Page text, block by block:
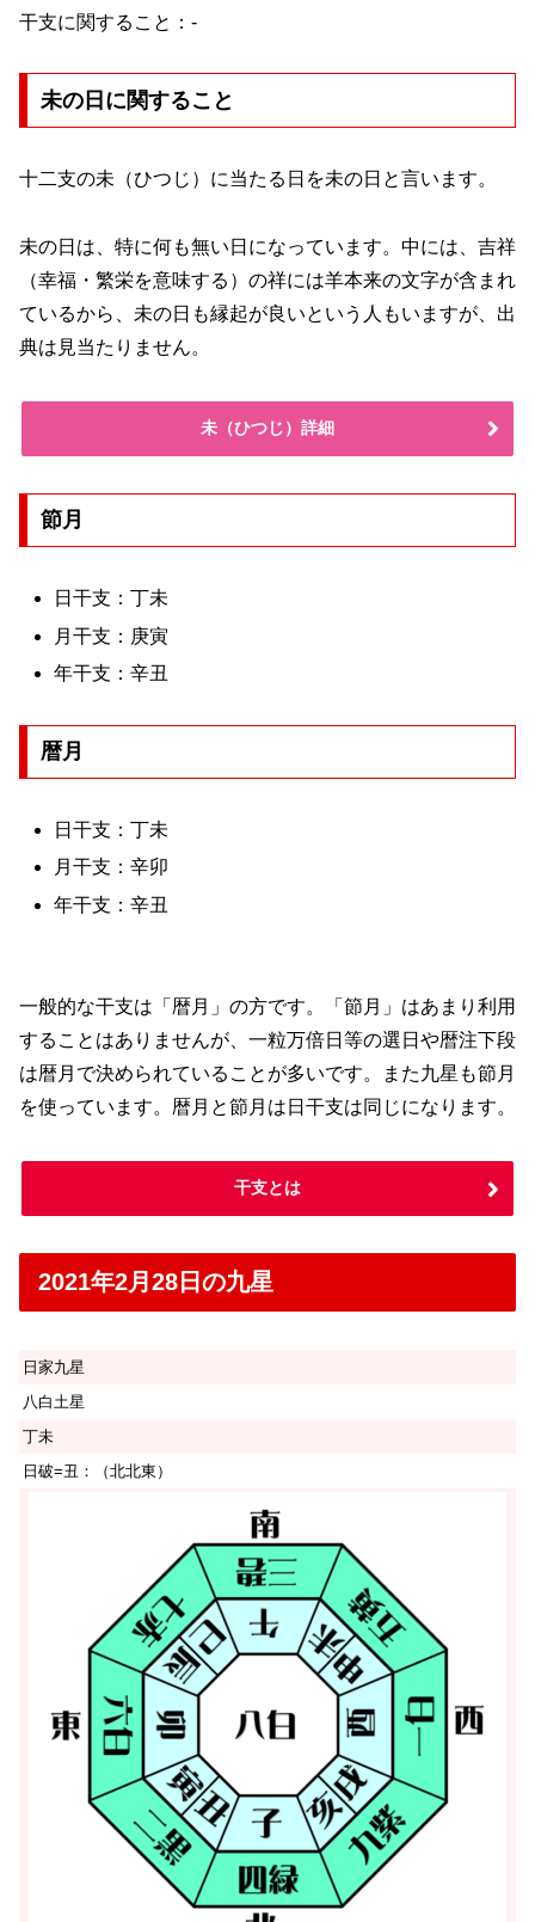
干支に関すること：-
未の日に関すること
十二支の未（ひつじ）に当たる日を未の日と言います。
未の日は、特に何も無い日になっています。中には、吉祥
（幸福・繁栄を意味する）の祥には羊本来の文字が含まれ
ているから、未の日も縁起が良いという人もいますが、出
典は見当たりません。
未（ひつじ）詳細
節月
日干支：丁未
月干支：庚寅
年干支：辛丑
暦月
日干支：丁未
月干支：辛卯
年干支：辛丑
一般的な干支は「暦月」の方です。「節月」はあまり利用
することはありませんが、一粒万倍日等の選日や暦注下段
は暦月で決められていることが多いです。また九星も節月
を使っています。暦月と節月は日干支は同じになります。
干支とは
2021年2月28日の九星
日家九星
八白土星
丁未
日破=丑：（北北東）